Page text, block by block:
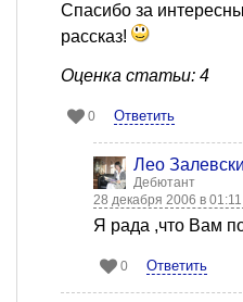
Спасибо за
рассказ!
Оценка статьи: 4
0 Ответить
Лео Залевски
Дебютант
28 декабря 2006 в 01:11
Я рада ,что Вам
0 Ответить